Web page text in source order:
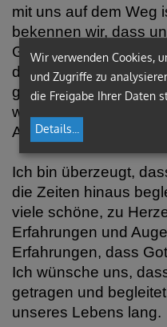
mit uns auf dem Weg
bekennen wir, dass
Geschenk an uns
dass Gott inmitten
geheimnisvoll
wir eingeladen, Gott
Alltagsleben zu geben.
Ich bin überzeugt,
die Zeiten hinaus
viele schöne, zu
Erfahrungen und
Erfahrungen, dass
Ich wünsche uns,
getragen und
unseres Lebens lang.
Wir verwenden Cookies,
und Zugriffe zu
die Freigabe Ihrer Daten
Details